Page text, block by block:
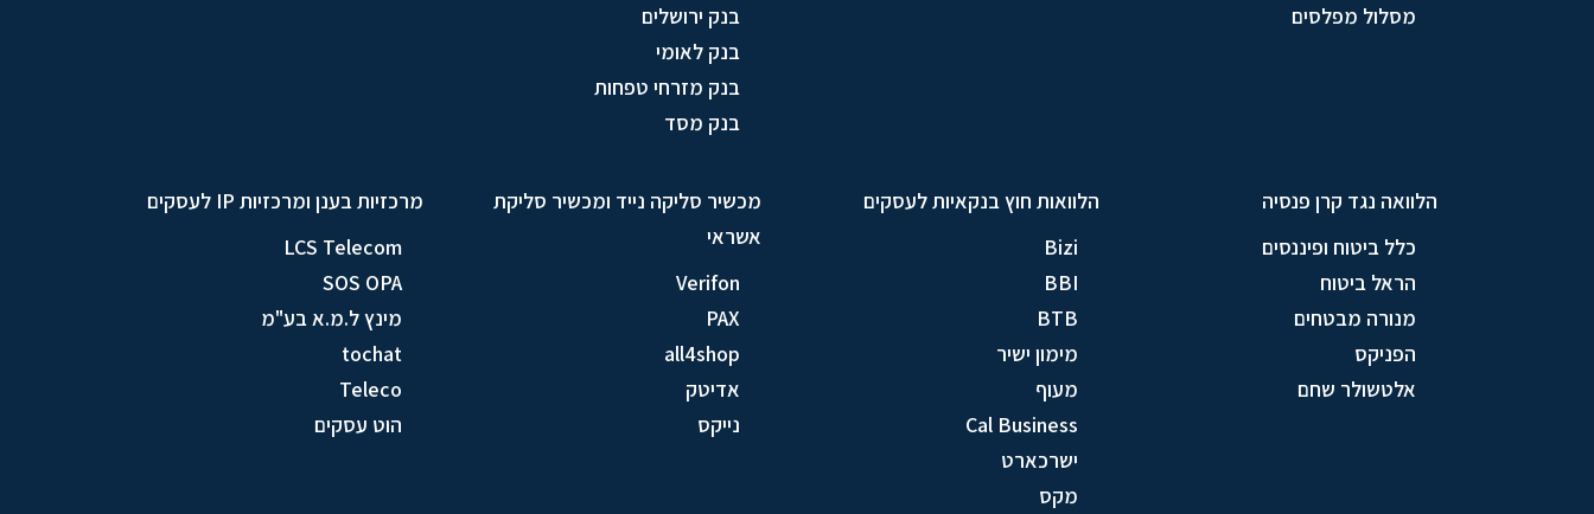
מסלול מפלסים
בנק ירושלים
בנק לאומי
בנק מזרחי טפחות
בנק מסד
הלוואה נגד קרן פנסיה
כלל ביטוח ופיננסים
הראל ביטוח
מנורה מבטחים
הפניקס
אלטשולר שחם
הלוואות חוץ בנקאיות לעסקים
Bizi
BBI
BTB
מימון ישיר
מעוף
Cal Business
ישרכארט
מקס
מכשיר סליקה נייד ומכשיר סליקת
אשראי
Verifon
PAX
all4shop
אדיטק
נייקס
מרכזיות בענן ומרכזיות IP לעסקים
LCS Telecom
SOS OPA
מינץ ל.מ.א בע"מ
tochat
Teleco
הוט עסקים